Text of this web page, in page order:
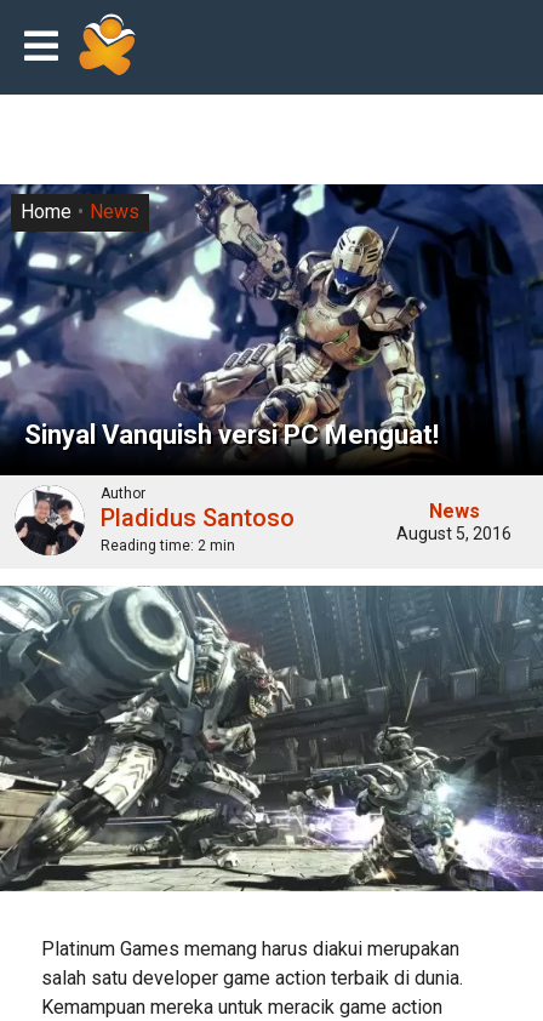
Sinyal Vanquish versi PC Menguat!
Home News
Author
Pladidus Santoso
Reading time: 2 min
News
August 5, 2016
Platinum Games memang harus diakui merupakan
salah satu developer game action terbaik di dunia.
Kemampuan mereka untuk meracik game action